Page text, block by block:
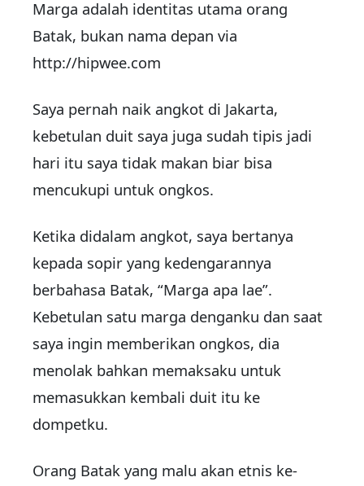
Marga adalah identitas utama orang
Batak, bukan nama depan via
http://hipwee.com
Saya pernah naik angkot di Jakarta,
kebetulan duit saya juga sudah tipis jadi
hari itu saya tidak makan biar bisa
mencukupi untuk ongkos.
Ketika didalam angkot, saya bertanya
kepada sopir yang kedengarannya
berbahasa Batak, “Marga apa lae”.
Kebetulan satu marga denganku dan saat
saya ingin memberikan ongkos, dia
menolak bahkan memaksaku untuk
memasukkan kembali duit itu ke
dompetku.
Orang Batak yang malu akan etnis ke-